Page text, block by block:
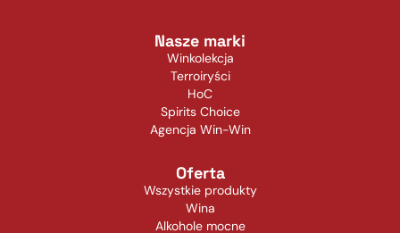
Nasze marki
Winkolekcja
Terroiryści
HoC
Spirits Choice
Agencja Win-Win
Oferta
Wszystkie produkty
Wina
Alkohole mocne